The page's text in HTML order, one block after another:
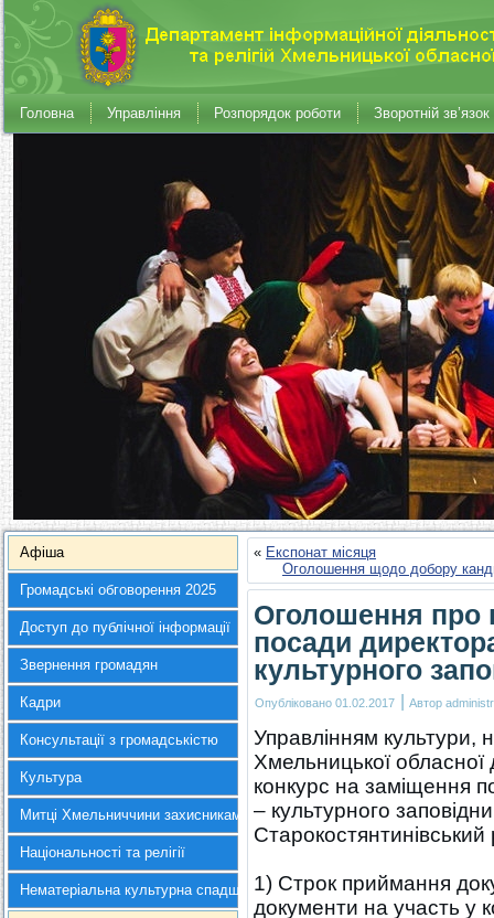
Головна Управління Розпорядок роботи Зворотній зв’язок
Афіша
Громадські обговорення 2025
Доступ до публічної інформації
Звернення громадян
Кадри
Консультації з громадськістю
Культура
Митці Хмельниччини захисникам України
Національності та релігії
Нематеріальна культурна спадщина
« Експонат місяця
Оголошення щодо добору
Оголошення про
посади
культурного
Опубліковано 01.02.2017 | Автор
Управлінням культури,
Хмельницької обласної
конкурс на заміщення
– культурного
1) Строк приймання
документи на участь у